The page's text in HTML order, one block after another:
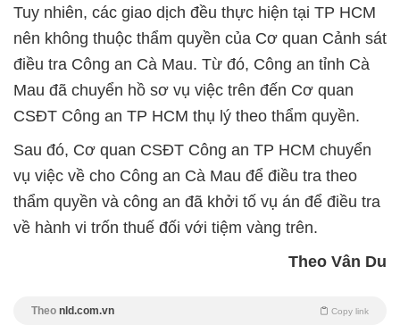
Tuy nhiên, các giao dịch đều thực hiện tại TP HCM
nên không thuộc thẩm quyền của Cơ quan Cảnh sát
điều tra Công an Cà Mau. Từ đó, Công an tỉnh Cà
Mau đã chuyển hồ sơ vụ việc trên đến Cơ quan
CSĐT Công an TP HCM thụ lý theo thẩm quyền.
Sau đó, Cơ quan CSĐT Công an TP HCM chuyển
vụ việc về cho Công an Cà Mau để điều tra theo
thẩm quyền và công an đã khởi tố vụ án để điều tra
về hành vi trốn thuế đối với tiệm vàng trên.
Theo Vân Du
Theo nld.com.vn Copy link